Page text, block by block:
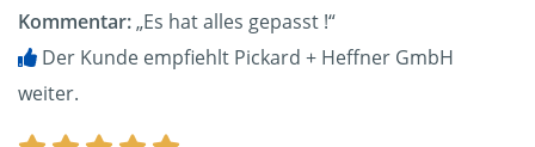
Kommentar:„Es hat alles gepasst !“
Der Kunde empfiehlt Pickard + Heffner GmbH
weiter.